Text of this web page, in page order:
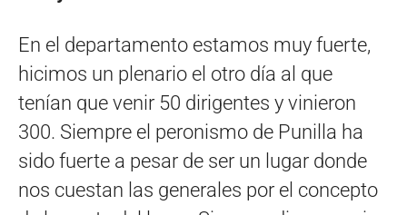
En el departamento estamos muy fuerte,
hicimos un plenario el otro día al que
tenían que venir 50 dirigentes y vinieron
300. Siempre el peronismo de Punilla ha
sido fuerte a pesar de ser un lugar donde
nos cuestan las generales por el concepto